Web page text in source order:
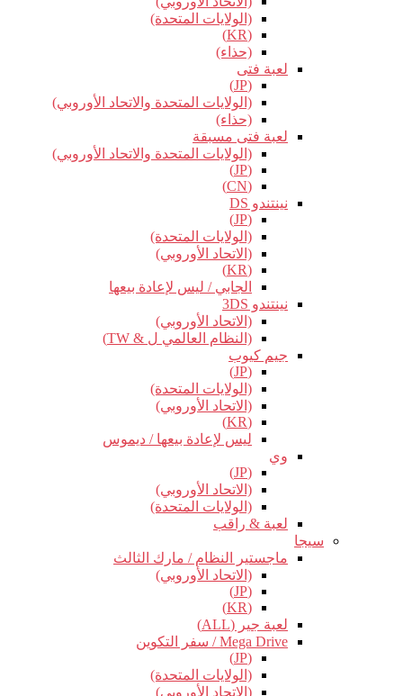
(الولايات المتحدة)
(KR)
(حذاء)
لعبة فتى
(JP)
(الولايات المتحدة والاتحاد الأوروبي)
(حذاء)
لعبة فتى مسبقة
(الولايات المتحدة والاتحاد الأوروبي)
(JP)
(CN)
نينتندو DS
(JP)
(الولايات المتحدة)
(الاتحاد الأوروبي)
(KR)
الجابي / ليس لإعادة بيعها
نينتندو 3DS
(الاتحاد الأوروبي)
(النظام العالمي ل & TW)
جيم كيوب
(JP)
(الولايات المتحدة)
(الاتحاد الأوروبي)
(KR)
ليس لإعادة بيعها / ديموس
وي
(JP)
(الاتحاد الأوروبي)
(الولايات المتحدة)
لعبة & راقب
سيجا
ماجستير النظام / مارك الثالث
(الاتحاد الأوروبي)
(JP)
(KR)
لعبة جير (ALL)
Mega Drive / سفر التكوين
(JP)
(الولايات المتحدة)
(الاتحاد الأوروبي)